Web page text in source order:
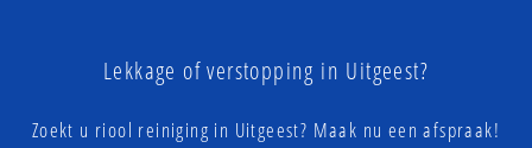
Lekkage of verstopping in Uitgeest?
Zoekt u riool reiniging in Uitgeest? Maak nu een afspraak!